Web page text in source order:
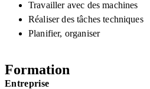
Travailler avec des machines
Réaliser des tâches techniques
Planifier, organiser
Formation
Entreprise